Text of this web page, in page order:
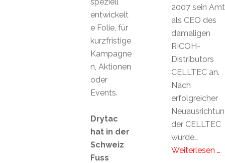
2007 sein Amt
als CEO des
damaligen
RICOH-
Distributors
CELLTEC an.
Nach
erfolgreicher
der CELLTEC
wurde…
Weiterlesen …
entwickelt
e Folie, für
kurzfristige
Kampagne
n, Aktionen
oder
Events.
Drytac
hat in der
Schweiz
Fuss